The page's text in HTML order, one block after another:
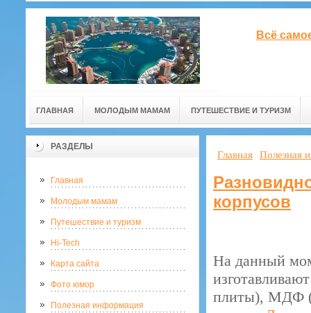
Всё
ГЛАВНАЯ МОЛОДЫМ МАМАМ ПУТЕШЕСТВИЕ И ТУРИЗМ
РАЗДЕЛЫ
Главная
Молодым мамам
Путешествие и туризм
Hi-Tech
Карта сайта
Фото юмор
Полезная информация
Главная Полезная
корпусов
На данный
плиты), МДФ